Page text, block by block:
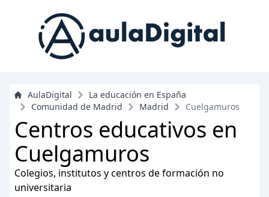
AulaDigital
La educación en España
Comunidad de Madrid
Madrid Cuelgamuros
Centros educativos en
Cuelgamuros
Colegios, institutos y centros de formación no
universitaria